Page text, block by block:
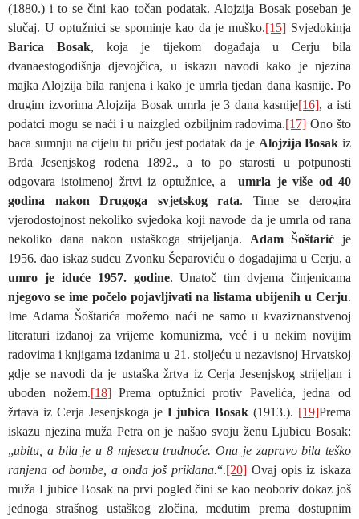
(1880.) i to se čini kao točan podatak. Alojzija Bosak poseban je
slučaj. U optužnici se spominje kao da je muško.[15] Svjedokinja
Barica Bosak, koja je tijekom događaja u Cerju bila
dvanaestogodišnja djevojčica, u iskazu navodi kako je njezina
majka Alojzija bila ranjena i kako je umrla tjedan dana kasnije. Po
drugim izvorima Alojzija Bosak umrla je 3 dana kasnije[16], a isti
podatci mogu se naći i u naizgled ozbiljnim radovima.[17] Ono što
baca sumnju na cijelu tu priču jest podatak da je Alojzija Bosak iz
Brda Jesenjskog rođena 1892., a to po starosti u potpunosti
odgovara istoimenoj žrtvi iz optužnice, aumrla je više od 40
godina nakon Drugoga svjetskog rata. Time se derogira
vjerodostojnost nekoliko svjedoka koji navode da je umrla od rana
nekoliko dana nakon ustaškoga strijeljanja. Adam Šoštarić je
1956. dao iskaz sudcu Zvonku Šeparoviću o događajima u Cerju, a
umro je iduće 1957. godine. Unatoč tim dvjema činjenicama
njegovo se ime počelo pojavljivati na listama ubijenih u Cerju.
Ime Adama Šoštarića možemo naći ne samo u kvaziznanstvenoj
literaturi izdanoj za vrijeme komunizma, već i u nekim novijim
radovima i knjigama izdanima u 21. stoljeću u nezavisnoj Hrvatskoj
gdje se navodi da je ustaška žrtva iz Cerja Jesenjskog strijeljan i
uboden nožem.[18]Prema optužnici protiv Pavelića, jedna od
žrtava iz Cerja Jesenjskoga je Ljubica Bosak (1913.). [19]Prema
iskazu njezina muža Petra on je našao svoju ženu Ljubicu Bosak:
„ubitu, a bila je u 8 mjesecu trudnoće. Ona je zapravo bila teško
ranjena od bombe, a onda još priklana.“.[20] Ovaj opis iz iskaza
muža Ljubice Bosak na prvi pogled čini se kao neoboriv dokaz još
jednoga strašnog ustaškog zločina, međutim prema dostupnim